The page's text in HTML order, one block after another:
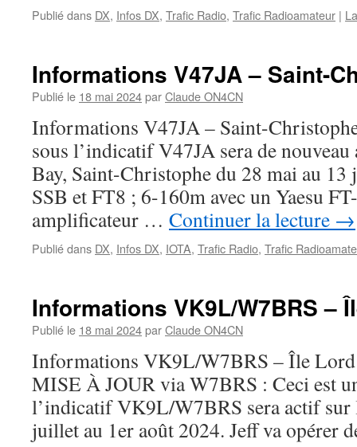
Publié dans DX, Infos DX, Trafic Radio, Trafic Radioamateur |
Informations V47JA – Saint-
Publié le 18 mai 2024parClaude ON4CN
Informations V47JA – Saint-
sous l’indicatif V47JA sera de
Bay, Saint-Christophe du 28 mai au 13
SSB et FT8 ; 6-160m avec un Yaesu
amplificateur … Continuer la lecture →
Publié dans DX, Infos DX, IOTA, Trafic Radio, Trafic
Informations VK9L/W7BRS –
Publié le 18 mai 2024parClaude ON4CN
Informations VK9L/W7BRS – Île
MISE À JOUR via W7BRS : Ceci est
l’indicatif VK9L/W7BRS sera actif sur
juillet au 1er août 2024. Jeff va opérer